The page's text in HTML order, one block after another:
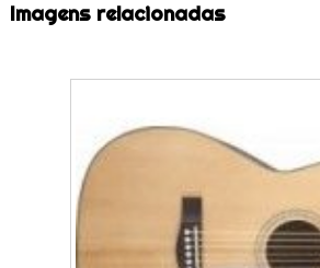
Imagens relacionadas